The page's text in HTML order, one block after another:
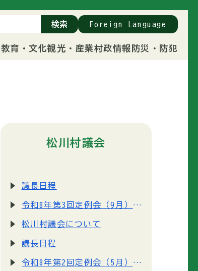
教育・文化観光・産業村政情報 防災・防犯
検索 Foreign Language
松川村議会
議長日程
令和8年第3回定例会（9月）の請願・陳情の手続きについて
松川村議会について
議長日程
令和8年第2回定例会（5月）の請願・陳情の手続きについて